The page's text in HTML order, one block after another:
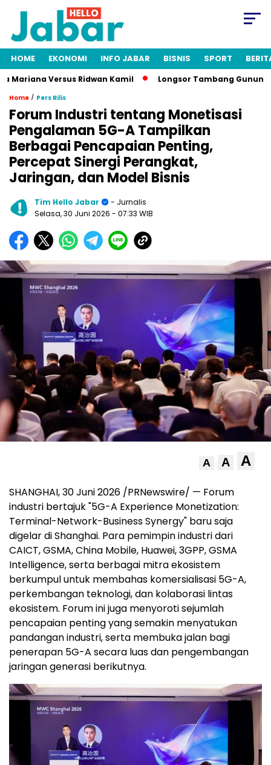
HOME EKONOMI INFO JABAR BISNIS SPORT
Versus Ridwan Kamil Longsor Tambang Gunung
Home / Pers Rilis
Forum Industri tentang Monetisasi
Pengalaman 5G-A Tampilkan
Berbagai Pencapaian Penting,
Percepat Sinergi Perangkat,
Jaringan, dan Model Bisnis
Tim Hello Jabar
- Jurnalis
Selasa, 30 Juni 2026 - 07:33 WIB
A A A
SHANGHAI, 30 Juni 2026 /PRNewswire/ — Forum
industri bertajuk "5G-A Experience Monetization:
Terminal-Network-Business Synergy" baru saja
digelar di Shanghai. Para pemimpin industri dari
CAICT, GSMA, China Mobile, Huawei, 3GPP, GSMA
Intelligence, serta berbagai mitra ekosistem
berkumpul untuk membahas komersialisasi 5G-A,
perkembangan teknologi, dan kolaborasi lintas
ekosistem. Forum ini juga menyoroti sejumlah
pencapaian penting yang semakin menyatukan
pandangan industri, serta membuka jalan bagi
penerapan 5G-A secara luas dan pengembangan
jaringan generasi berikutnya.